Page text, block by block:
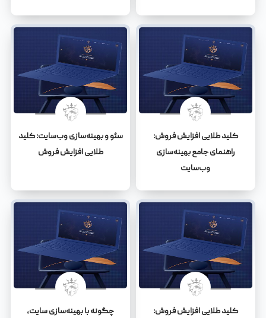
کلید طلایی افزایش فروش:
راهنمای جامع بهینه‌سازی
وب‌سایت
سئو و بهینه‌سازی وب‌سایت: کلید
طلایی افزایش فروش
کلید طلایی افزایش فروش:
چگونه با بهینه‌سازی سایت،